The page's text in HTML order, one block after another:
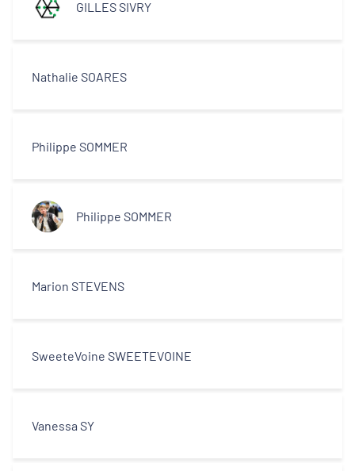
GILLES SIVRY
Nathalie SOARES
Philippe SOMMER
Philippe SOMMER
Marion STEVENS
SweeteVoine SWEETEVOINE
Vanessa SY